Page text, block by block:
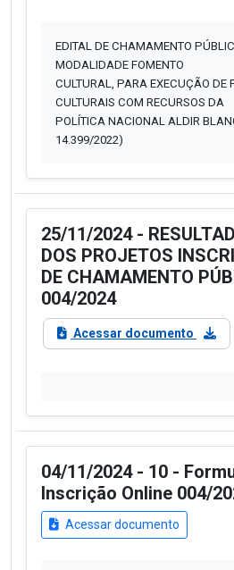
EDITAL DE CHAMAMENTO
MODALIDADE FOMENTO
CULTURAL, PARA EXECUÇÃO DE
CULTURAIS COM RECURSOS DA
POLÍTICA NACIONAL ALDIR
14.399/2022)
25/11/2024 -
DOS PROJETOS
DE CHAMAMENTO
004/2024
Acessar documento
04/11/2024 - 10 -
Inscrição Online 004/
Acessar documento